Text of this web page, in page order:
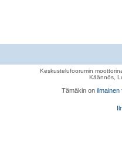
Keskustelufoorumin
Käännös,
Tämäkin on ilmainen